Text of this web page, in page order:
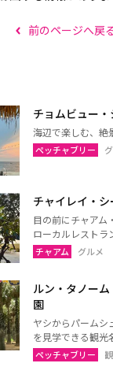
前のページへ戻
チョムビュー・
海辺で楽しむ、絶
ペッチャブリー
チャイレイ・
目の前にチャアム
ローカルレストラ
チャアム グルメ
ルン・タノー
園
ヤシからパームシ
を見学できる観光
ペッチャブリー